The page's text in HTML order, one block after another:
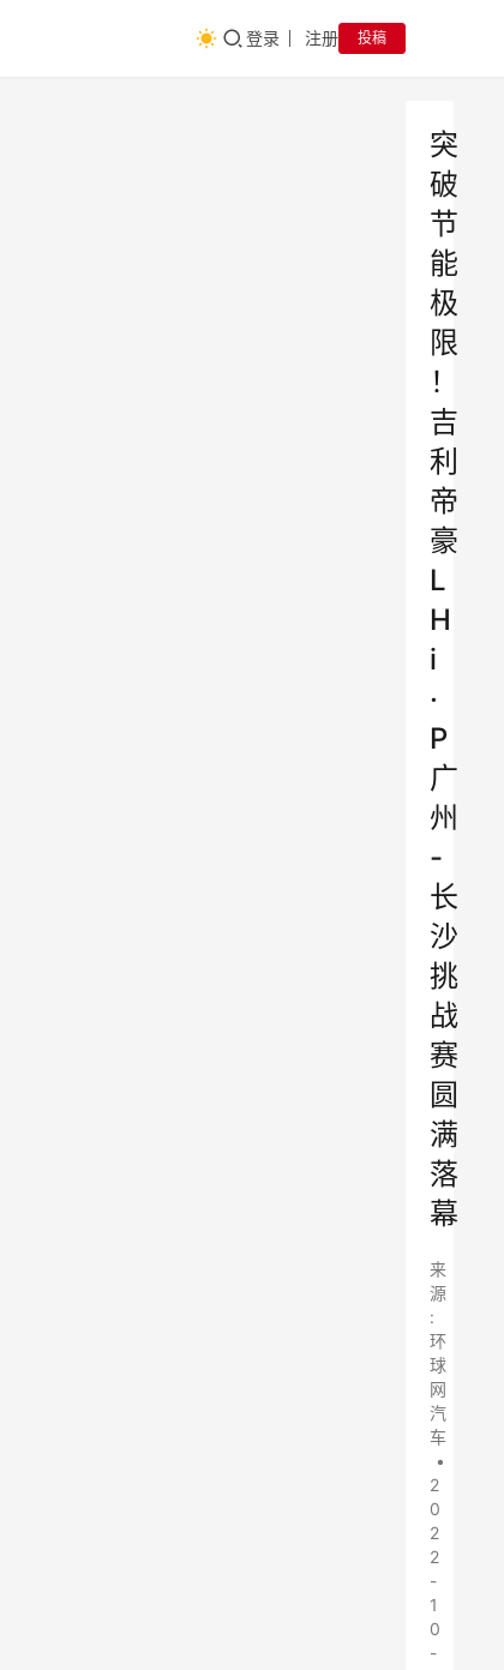
登录 注册 投稿
突
破
节
能
极
限
！
吉
利
帝
豪
L
H
i
·
P
广
州
-
长
沙
挑
战
赛
圆
满
落
幕
来
源
:
环
球
网
汽
车
•
2
0
2
2
-
1
0
-